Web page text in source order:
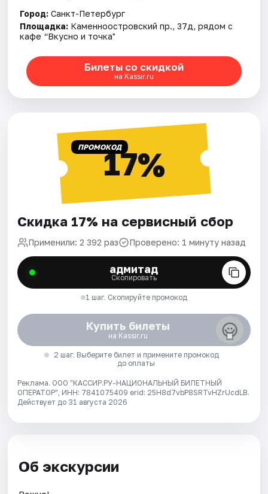
Рейтинги
Город: Санкт-Петербург
Площадка: Каменноостровский пр., 37д, рядом с
кафе “Вкусно и точка"
Билеты со скидкой
на Kassir.ru
ПРОМОКОД17%
Скидка 17% на сервисный сбор
Применили: 2 392 раз Проверено: 1 минуту назад
адмитад
Скопировать
1 шаг. Скопируйте промокод
Купить билеты
на Kassir.ru
2 шаг. Выберите билет и примените промокод
до оплаты
Реклама. ООО "КАССИР.РУ-НАЦИОНАЛЬНЫЙ БИЛЕТНЫЙ
ОПЕРАТОР", ИНН: 7841075409 erid: 25H8d7vbP8SRTvHZrUcdLB.
Действует до 31 августа 2026
Об экскурсии